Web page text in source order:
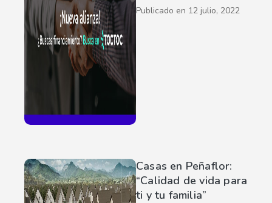
Publicado en 12 julio, 2022
Casas en Peñaflor:
“Calidad de vida para
ti y tu familia”